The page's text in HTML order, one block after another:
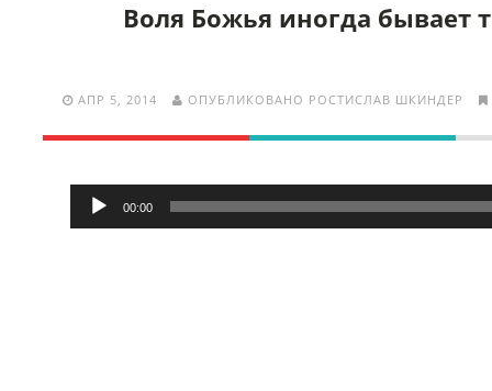
Воля Божья иногда бывает
АПР 5, 2014 ОПУБЛИКОВАНО РОСТИСЛАВ ШКИНДЕР
Аудиоплеер
00:00